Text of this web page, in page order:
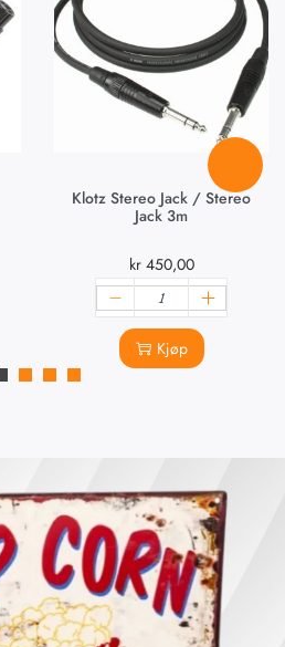
Klotz Stereo Jack / Stereo
Jack 3m
kr450,00
Kjøp